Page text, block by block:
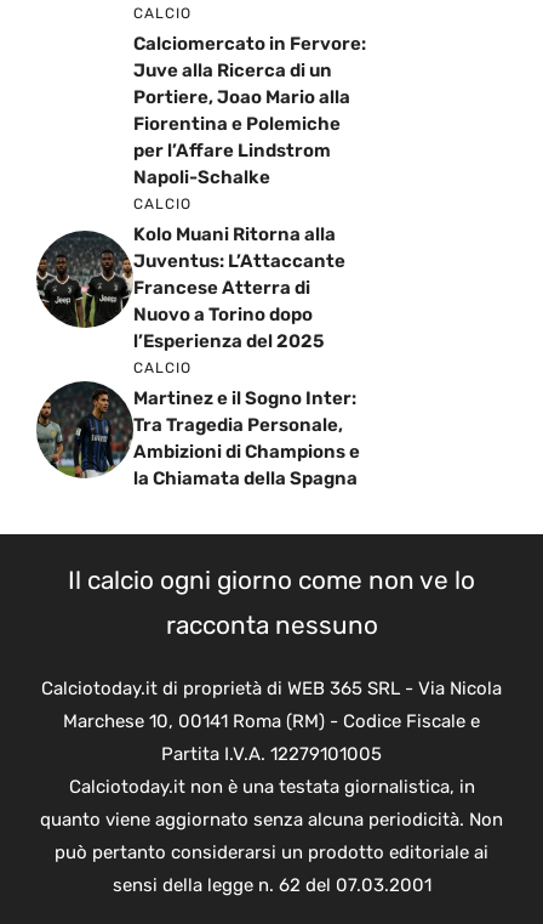
CALCIO
Calciomercato in Fervore:
Juve alla Ricerca di un
Portiere, Joao Mario alla
Fiorentina e Polemiche
per l’Affare Lindstrom
Napoli-Schalke
CALCIO
Kolo Muani Ritorna alla
Juventus: L’Attaccante
Francese Atterra di
Nuovo a Torino dopo
l’Esperienza del 2025
CALCIO
Martinez e il Sogno Inter:
Tra Tragedia Personale,
Ambizioni di Champions e
la Chiamata della Spagna
Il calcio ogni giorno come non ve lo
racconta nessuno
Calciotoday.it di proprietà di WEB 365 SRL - Via Nicola
Marchese 10, 00141 Roma (RM) - Codice Fiscale e
Partita I.V.A. 12279101005
Calciotoday.it non è una testata giornalistica, in
quanto viene aggiornato senza alcuna periodicità. Non
può pertanto considerarsi un prodotto editoriale ai
sensi della legge n. 62 del 07.03.2001